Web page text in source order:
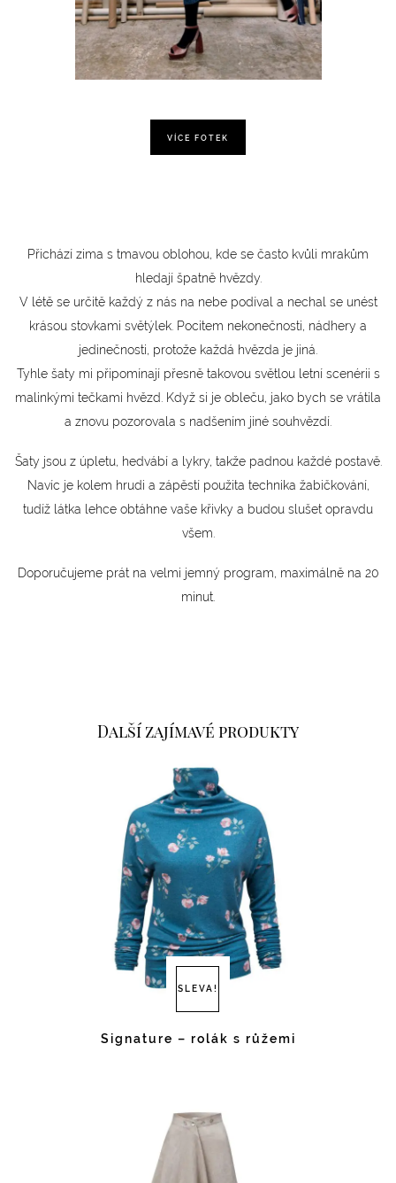
VÍCE FOTEK
Přichází zima s tmavou oblohou, kde se často kvůli mrakům
hledají špatně hvězdy.
V létě se určitě každý z nás na nebe podíval a nechal se unést
krásou stovkami světýlek. Pocitem nekonečnosti, nádhery a
jedinečnosti, protože každá hvězda je jiná.
Tyhle šaty mi připomínají přesně takovou světlou letní scenérii s
malinkými tečkami hvězd. Když si je obleču, jako bych se vrátila
a znovu pozorovala s nadšením jiné souhvězdí.
Šaty jsou z úpletu, hedvábí a lykry, takže padnou každé postavě.
Navíc je kolem hrudi a zápěstí použita technika žabičkování,
tudíž látka lehce obtáhne vaše křivky a budou slušet opravdu
všem.
Doporučujeme prát na velmi jemný program, maximálně na 20
minut.
Další zajímavé produkty
SLEVA!
Signature – rolák s růžemi